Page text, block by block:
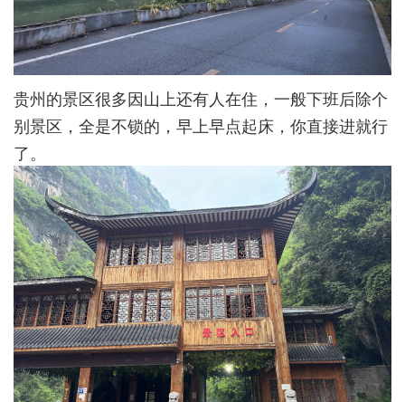
贵州的景区很多因山上还有人在住，一般下班后除个
别景区，全是不锁的，早上早点起床，你直接进就行
了。